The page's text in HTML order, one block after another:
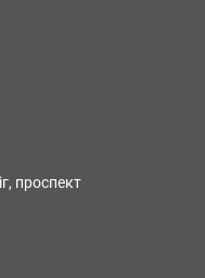
проспект